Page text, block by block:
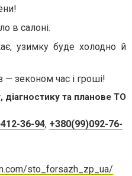
в салоні.
узимку буде холодно й
— зеконом час і гроші!
діагностику та планове ТО
36-94, +380(99)092-76-
sto_forsazh_zp_ua/